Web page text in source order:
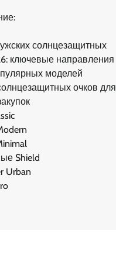
солнцезащитных
ключевые направления
моделей
очков для
Shield
Urban